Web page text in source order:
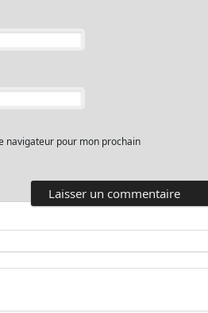
navigateur pour mon prochain